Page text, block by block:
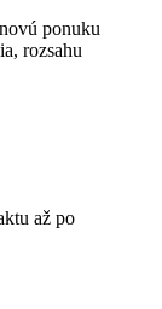
ponuku
rozsahu
až po